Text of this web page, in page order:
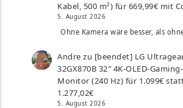
Kabel, 500 m²) für 669,99€ mit
5. August 2026
Ohne Kamera wäre besser, als
Andre zu [beendet] LG
32GX870B 32″ 4K-OLED-Gaming-
Monitor (240 Hz) für 1.099€
1.277,02€
5. August 2026